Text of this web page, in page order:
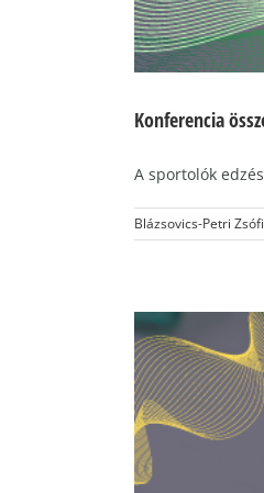
Konferencia
A sportolók
Blázsovics-Petri Zsófi